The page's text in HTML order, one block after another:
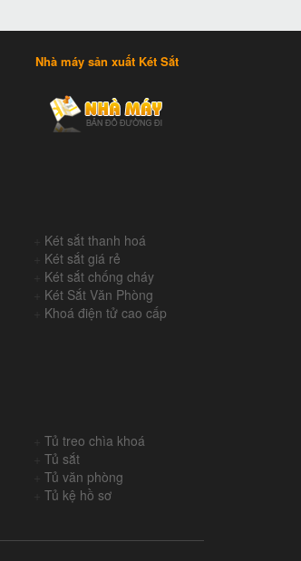
Nhà máy sản xuất Két Sắt
Két sắt thanh hoá
Két sắt giá rẻ
Két sắt chống cháy
Két Sắt Văn Phòng
Khoá điện tử cao cấp
Tủ treo chìa khoá
Tủ sắt
Tủ văn phòng
Tủ kệ hồ sơ